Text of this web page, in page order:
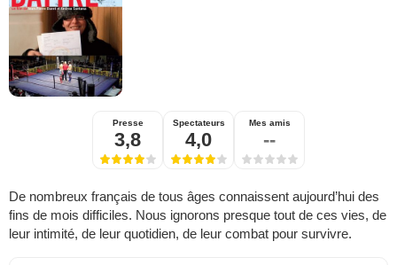
Presse
3,8
Spectateurs
4,0
Mes amis
--
De nombreux français de tous âges connaissent aujourd’hui des
fins de mois difficiles. Nous ignorons presque tout de ces vies, de
leur intimité, de leur quotidien, de leur combat pour survivre.